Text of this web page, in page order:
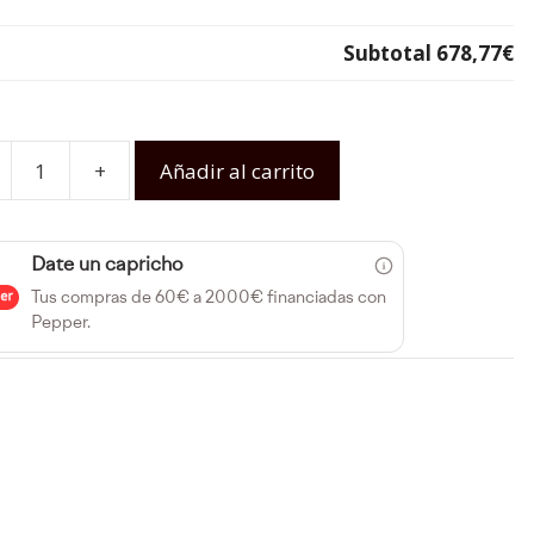
Subtotal 678,77€
+ Añadir al carrito
Date un capricho
Tus compras de 60€ a 2000€ financiadas con
Pepper.